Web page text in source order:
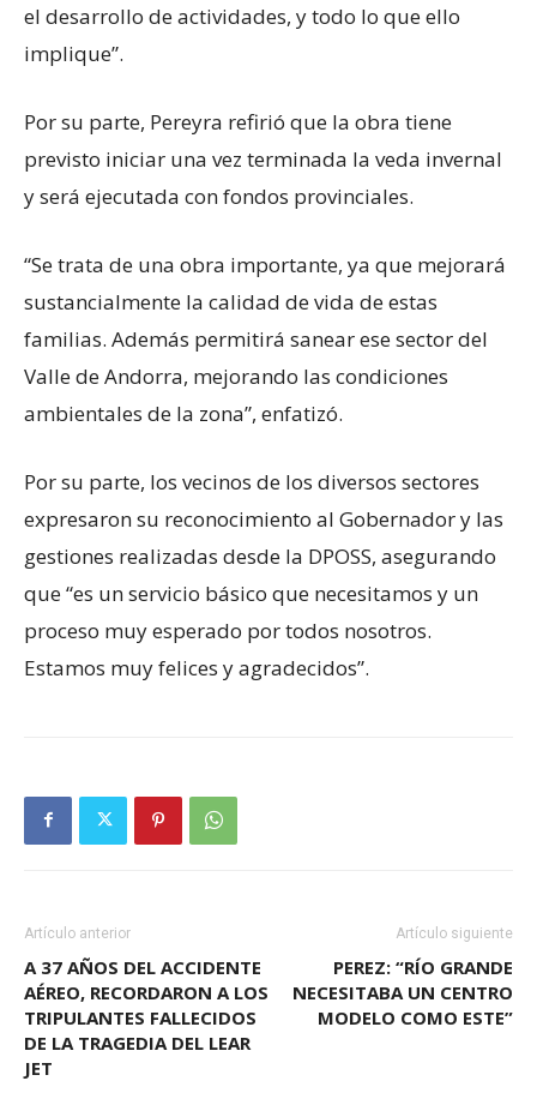
el desarrollo de actividades, y todo lo que ello
implique”.
Por su parte, Pereyra refirió que la obra tiene
previsto iniciar una vez terminada la veda invernal
y será ejecutada con fondos provinciales.
“Se trata de una obra importante, ya que mejorará
sustancialmente la calidad de vida de estas
familias. Además permitirá sanear ese sector del
Valle de Andorra, mejorando las condiciones
ambientales de la zona”, enfatizó.
Por su parte, los vecinos de los diversos sectores
expresaron su reconocimiento al Gobernador y las
gestiones realizadas desde la DPOSS, asegurando
que “es un servicio básico que necesitamos y un
proceso muy esperado por todos nosotros.
Estamos muy felices y agradecidos”.
Artículo anterior
A 37 AÑOS DEL ACCIDENTE
AÉREO, RECORDARON A LOS
TRIPULANTES FALLECIDOS
DE LA TRAGEDIA DEL LEAR
JET
Artículo siguiente
PEREZ: “RÍO GRANDE
NECESITABA UN CENTRO
MODELO COMO ESTE”